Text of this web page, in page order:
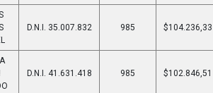
D.N.I. 35.007.832 985 $104.236,33
D.N.I. 41.631.418 985 $102.846,51